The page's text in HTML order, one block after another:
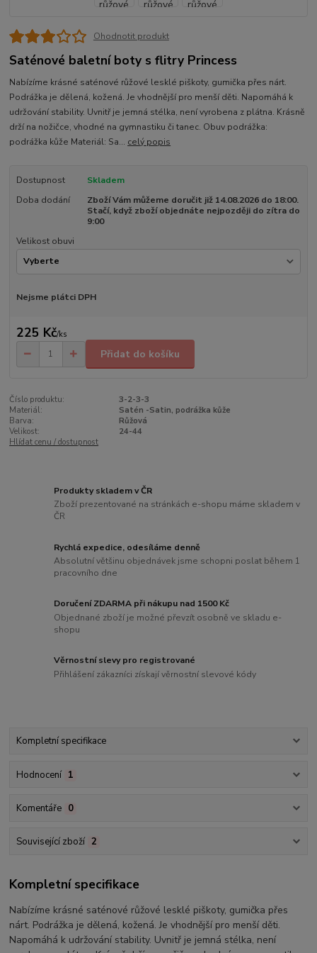
Ohodnotit produkt
Saténové baletní boty s flitry Princess
Nabízíme krásné saténové růžové lesklé piškoty, gumička přes nárt.
Podrážka je dělená, kožená. Je vhodnější pro menší děti. Napomáhá k
udržování stability. Uvnitř je jemná stélka, není vyrobena z plátna. Krásně
drží na nožičce, vhodné na gymnastiku či tanec. Obuv podrážka:
podrážka kůže Materiál: Sa... celý popis
Dostupnost
Skladem
Doba dodání
Zboží Vám můžeme doručit již 14.08.2026 do 18:00.
Stačí, když zboží objednáte nejpozději do zítra do
9:00
Velikost obuvi
Nejsme plátci DPH
225 Kč/ks
Přidat do košíku
Číslo produktu:
3-2-3-3
Materiál:
Satén -Satin, podrážka kůže
Barva:
Růžová
Velikost:
24-44
Hlídat cenu / dostupnost
Produkty skladem v ČR
Zboží prezentované na stránkách e-shopu máme skladem v
ČR
Rychlá expedice, odesíláme denně
Absolutní většinu objednávek jsme schopni poslat během 1
pracovního dne
Doručení ZDARMA při nákupu nad 1500 Kč
Objednané zboží je možné převzít osobně ve skladu e-
shopu
Věrnostní slevy pro registrované
Přihlášení zákazníci získají věrnostní slevové kódy
Kompletní specifikace
Hodnocení 1
Komentáře 0
Související zboží 2
Kompletní specifikace
Nabízíme krásné saténové růžové lesklé piškoty, gumička přes
nárt. Podrážka je dělená, kožená. Je vhodnější pro menší děti.
Napomáhá k udržování stability. Uvnitř je jemná stélka, není